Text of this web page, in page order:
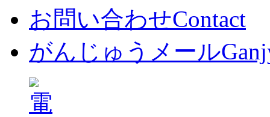
お問い合わせContact
がんじゅうメール